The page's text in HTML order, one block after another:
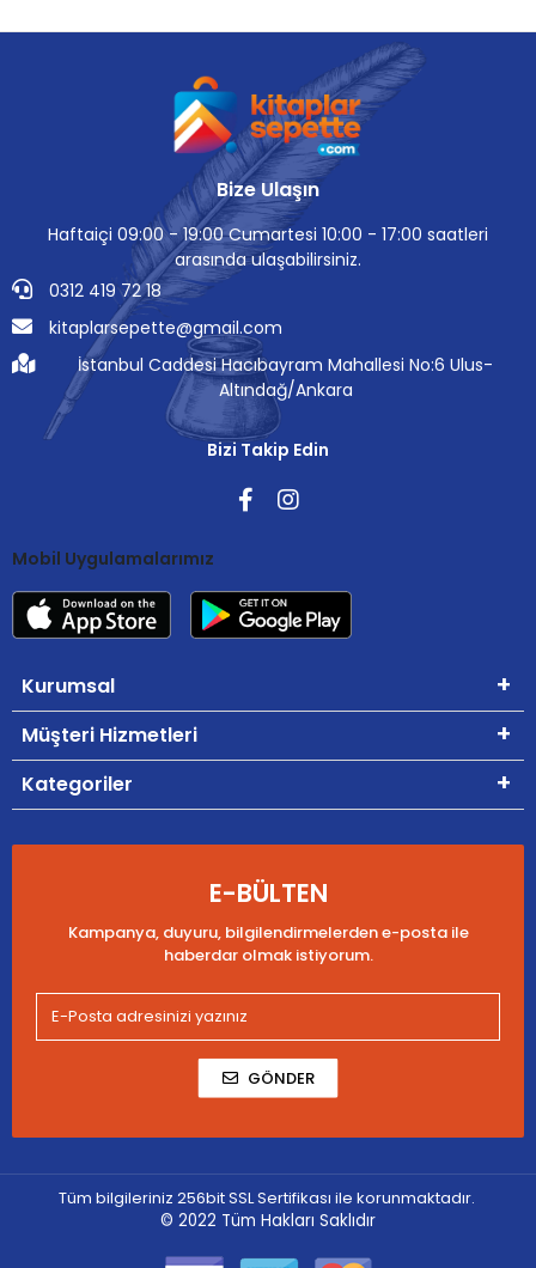
Bize Ulaşın
Haftaiçi 09:00 - 19:00 Cumartesi 10:00 - 17:00 saatleri
arasında ulaşabilirsiniz.
0312 419 72 18
kitaplarsepette@gmail.com
İstanbul Caddesi Hacıbayram Mahallesi No:6 Ulus-
Altındağ/Ankara
Bizi Takip Edin
Mobil Uygulamalarımız
Kurumsal
Müşteri Hizmetleri
Kategoriler
E-BÜLTEN
Kampanya, duyuru, bilgilendirmelerden e-posta ile
haberdar olmak istiyorum.
GÖNDER
Tüm bilgileriniz 256bit SSL Sertifikası ile korunmaktadır.
© 2022 Tüm Hakları Saklıdır